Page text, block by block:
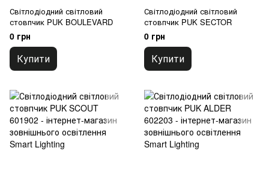
Світлодіодний світловий
стовпчик PUK BOULEVARD
0 грн
Купити
Світлодіодний світловий
стовпчик PUK SECTOR
0 грн
Купити